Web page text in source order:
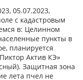
05.07.2023,
с кадастровым
в: Целинном
пункты в
планируется
Актив КЭ»
Защитная зона
лета пчел не